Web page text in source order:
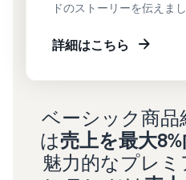
ドのストーリーを伝えまし
詳細はこちら
ベーシック商品
は売上を最大
魅力的なプレミ